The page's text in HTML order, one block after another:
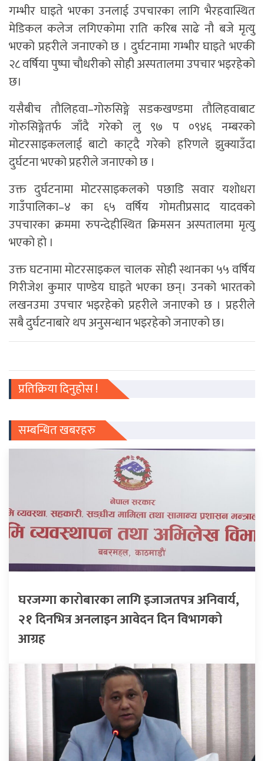
गम्भीर घाइते भएका उनलाई उपचारका लागि भैरहवास्थित
मेडिकल कलेज लगिएकोमा राति करिब साढे नौ बजे मृत्यु
भएको प्रहरीले जनाएको छ । दुर्घटनामा गम्भीर घाइते भएकी
२८ वर्षिया पुष्पा चौधरीको सोही अस्पतालमा उपचार भइरहेको
छ।
यसैबीच तौलिहवा–गोरुसिङ्गे सडकखण्डमा तौलिहवाबाट
गोरुसिङ्गेतर्फ जाँदै गरेको लु ९७ प ०९४६ नम्बरको
मोटरसाइकललाई बाटो काट्दै गरेको हरिणले झुक्याउँदा
दुर्घटना भएको प्रहरीले जनाएको छ ।
उक्त दुर्घटनामा मोटरसाइकलको पछाडि सवार यशोधरा
गाउँपालिका–४ का ६५ वर्षिय गोमतीप्रसाद यादवको
उपचारका क्रममा रुपन्देहीस्थित क्रिमसन अस्पतालमा मृत्यु
भएको हो ।
उक्त घटनामा मोटरसाइकल चालक सोही स्थानका ५५ वर्षिय
गिरीजेश कुमार पाण्डेय घाइते भएका छन्। उनको भारतको
लखनउमा उपचार भइरहेको प्रहरीले जनाएको छ । प्रहरीले
सबै दुर्घटनाबारे थप अनुसन्धान भइरहेको जनाएको छ।
प्रतिक्रिया दिनुहोस !
सम्बन्धित खबरहरु
घरजग्गा कारोबारका लागि इजाजतपत्र अनिवार्य,
२१ दिनभित्र अनलाइन आवेदन दिन विभागको
आग्रह